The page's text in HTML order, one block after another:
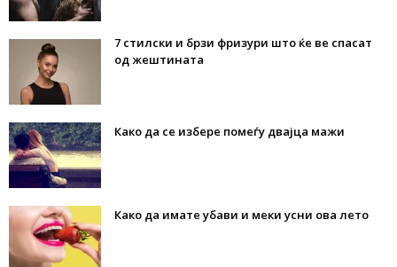
7 стилски и брзи фризури што ќе ве спасат
од жештината
Како да се избере помеѓу двајца мажи
Како да имате убави и меки усни ова лето